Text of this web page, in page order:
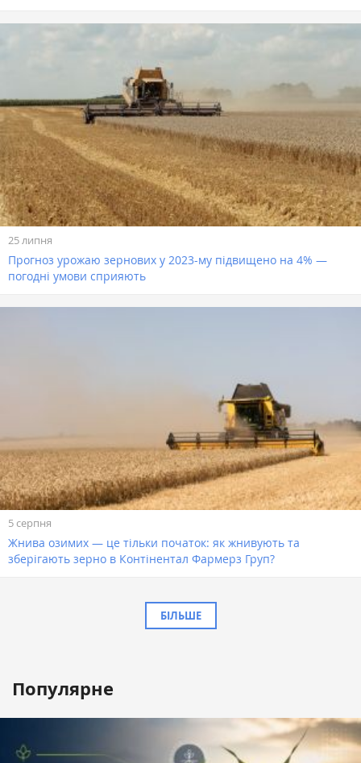
25 липня
Прогноз урожаю зернових у 2023-му підвищено на 4% —
погодні умови сприяють
5 серпня
Жнива озимих — це тільки початок: як жнивують та
зберігають зерно в Контінентал Фармерз Груп?
БІЛЬШЕ
Популярне